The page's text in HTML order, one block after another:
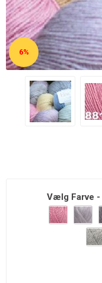
6%
Vælg Farve